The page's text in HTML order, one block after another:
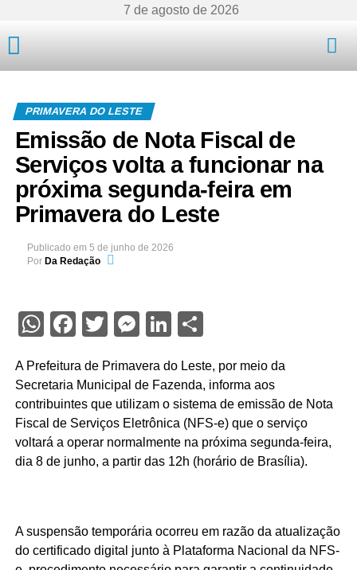
7 de agosto de 2026
PRIMAVERA DO LESTE
Emissão de Nota Fiscal de
Serviços volta a funcionar na
próxima segunda-feira em
Primavera do Leste
Publicado em 5 de junho de 2026
Por Da Redação
WhatsApp
Facebook
Twitter
Messenger
LinkedIn
Share
A Prefeitura de Primavera do Leste, por meio da
Secretaria Municipal de Fazenda, informa aos
contribuintes que utilizam o sistema de emissão de Nota
Fiscal de Serviços Eletrônica (NFS-e) que o serviço
voltará a operar normalmente na próxima segunda-feira,
dia 8 de junho, a partir das 12h (horário de Brasília).
A suspensão temporária ocorreu em razão da atualização
do certificado digital junto à Plataforma Nacional da NFS-